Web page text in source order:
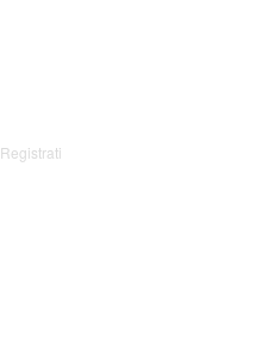
Registrati